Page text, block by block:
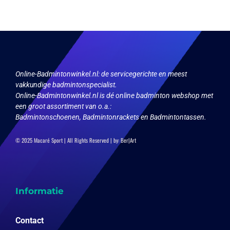
productpagina
worden
productpagina
Online-Badmintonwinkel.nl:de servicegerichte en meest
vakkundige badmintonspecialist.
Online-Badmintonwinkel.nl is dé online badminton webshop met
een groot assortiment van o.a.:
Badmintonschoenen, Badmintonrackets en Badmintontassen.
© 2025 Macaré Sport | All Rights Reserved | by:Ber|Art
Informatie
Contact